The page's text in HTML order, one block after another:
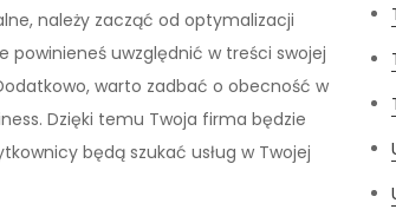
należy zacząć od optymalizacji
powinieneś uwzględnić w treści swojej
warto zadbać o obecność w
Dzięki temu Twoja firma będzie
będą szukać usług w Twojej